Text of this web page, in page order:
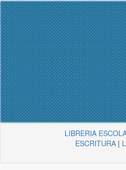
LIBRERIA
ESCRITURA|